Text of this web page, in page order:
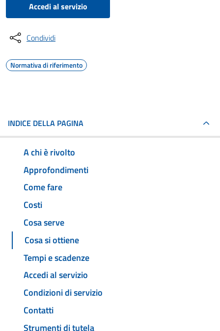
Accedi al servizio
Condividi
Normativa di riferimento
INDICE DELLA PAGINA
A chi è rivolto
Approfondimenti
Come fare
Costi
Cosa serve
Cosa si ottiene
Tempi e scadenze
Accedi al servizio
Condizioni di servizio
Contatti
Strumenti di tutela